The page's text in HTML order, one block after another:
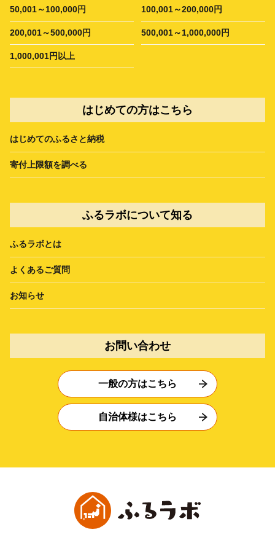
50,001～100,000円 100,001～200,000円
200,001～500,000円 500,001～1,000,000円
1,000,001円以上
はじめての方はこちら
はじめてのふるさと納税
寄付上限額を調べる
ふるラボについて知る
ふるラボとは
よくあるご質問
お知らせ
お問い合わせ
一般の方はこちら
自治体様はこちら